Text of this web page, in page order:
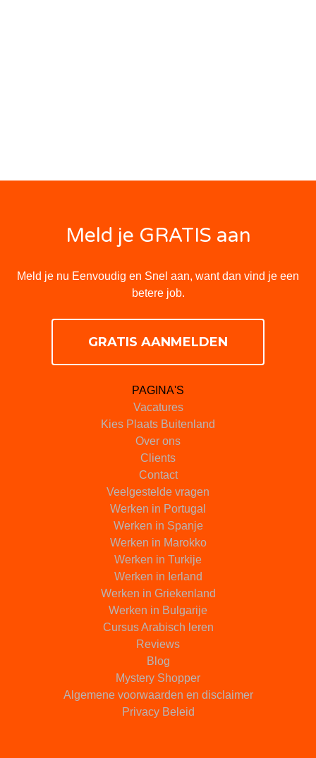
Meld je GRATIS aan
Meld je nu Eenvoudig en Snel aan, want dan vind je een
betere job.
GRATIS AANMELDEN
PAGINA'S
Vacatures
Kies Plaats Buitenland
Over ons
Clients
Contact
Veelgestelde vragen
Werken in Portugal
Werken in Spanje
Werken in Marokko
Werken in Turkije
Werken in Ierland
Werken in Griekenland
Werken in Bulgarije
Cursus Arabisch leren
Reviews
Blog
Mystery Shopper
Algemene voorwaarden en disclaimer
Privacy Beleid